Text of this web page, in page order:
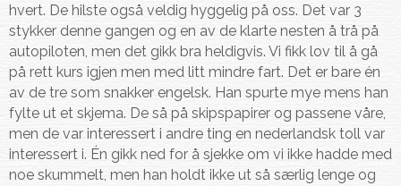
hvert. De hilste også veldig hyggelig på oss. Det var 3
stykker denne gangen og en av de klarte nesten å trå på
autopiloten, men det gikk bra heldigvis. Vi fikk lov til å gå
på rett kurs igjen men med litt mindre fart. Det er bare én
av de tre som snakker engelsk. Han spurte mye mens han
fylte ut et skjema. De så på skipspapirer og passene våre,
men de var interessert i andre ting en nederlandsk toll var
interessert i. Én gikk ned for å sjekke om vi ikke hadde med
noe skummelt, men han holdt ikke ut så særlig lenge og